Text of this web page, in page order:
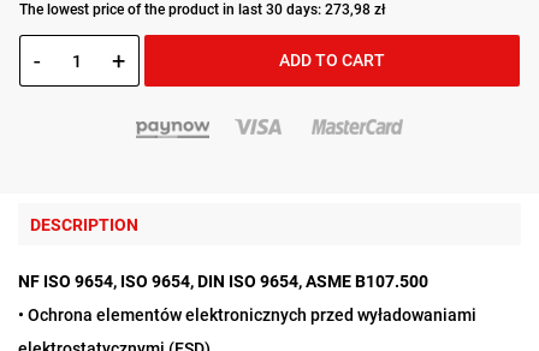
The lowest price of the product in last 30 days: 273,98 zł
- + ADD TO CART
DESCRIPTION
NF ISO 9654, ISO 9654, DIN ISO 9654, ASME B107.500
• Ochrona elementów elektronicznych przed wyładowaniami